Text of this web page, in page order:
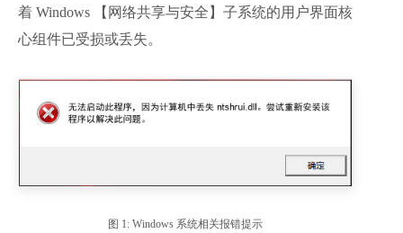
着 Windows 【网络共享与安全】子系统的用户界面核
心组件已受损或丢失。
图 1: Windows 系统相关报错提示